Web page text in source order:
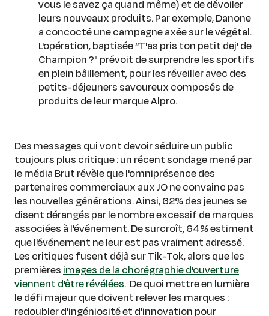
vous le savez ça quand même) et de dévoiler
leurs nouveaux produits. Par exemple, Danone
a concocté une campagne axée sur le végétal.
L'opération, baptisée “T'as pris ton petit dej' de
Champion ?" prévoit de surprendre les sportifs
en plein bâillement, pour les réveiller avec des
petits-déjeuners savoureux composés de
produits de leur marque Alpro.
Des messages qui vont devoir séduire un public
toujours plus critique : un récent sondage mené par
le média Brut révèle que l'omniprésence des
partenaires commerciaux aux JO ne convainc pas
les nouvelles générations. Ainsi, 62% des jeunes se
disent dérangés par le nombre excessif de marques
associées à l'événement. De surcroît, 64% estiment
que l'événement ne leur est pas vraiment adressé.
Les critiques fusent déjà sur Tik-Tok, alors que les
premières images de la chorégraphie d'ouverture
viennent d'être révélées. De quoi mettre en lumière
le défi majeur que doivent relever les marques :
redoubler d'ingéniosité et d'innovation pour